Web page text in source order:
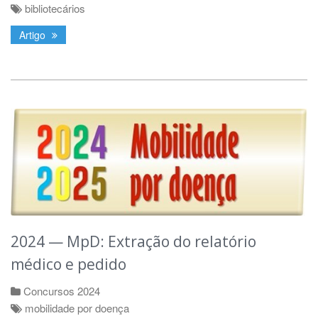
bibliotecários
Artigo
2024 — MpD: Extração do relatório
médico e pedido
Concursos 2024
mobilidade por doença